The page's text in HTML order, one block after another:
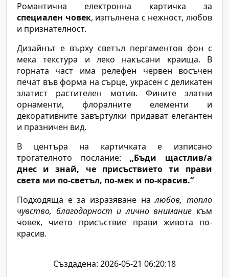
Романтична електронна картичка за
специален човек, изпълнена с нежност, любов
и признателност.
Дизайнът е върху светъл пергаментов фон с
мека текстура и леко накъсани краища. В
горната част има релефен червен восъчен
печат във форма на сърце, украсен с деликатен
златист растителен мотив. Фините златни
орнаменти, флоралните елементи и
декоративните завъртулки придават елегантен
и празничен вид.
В центъра на картичката е изписано
трогателното послание: „Бъди щастлив/а
днес и знай, че присъствието ти прави
света ми по-светъл, по-мек и по-красив.“
Подходяща е за изразяване налюбов, топло
чувство, благодарност и лично внимание към
човек, чието присъствие прави живота по-
красив.
Създадена: 2026-05-21 06:20:18